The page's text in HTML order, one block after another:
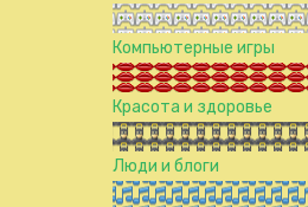
Компьютерные игры
Красота и здоровье
Люди и блоги